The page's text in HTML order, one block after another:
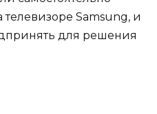
телевизоре Samsung, и
для решения